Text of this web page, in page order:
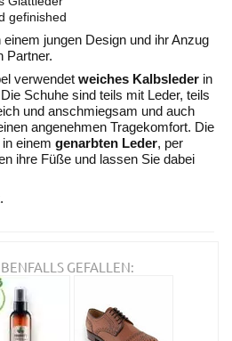
gefinished
jungen Design und ihr Anzug
Partner.
verwendet weiches Kalbsleder in
Schuhe sind teils mit Leder, teils
und anschmiegsam und auch
angenehmen Tragekomfort. Die
einem genarbten Leder, per
ihre Füße und lassen Sie dabei
GEFALLEN: